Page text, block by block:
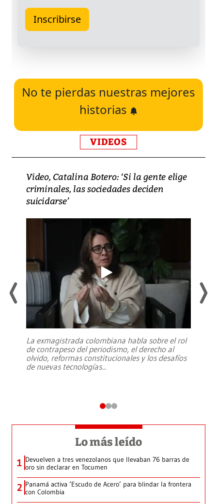
No te pierdas nuestras mejores
historias
VIDEOS
Video, Catalina Botero: ‘Si la gente elige
criminales, las sociedades deciden
suicidarse’
La exmagistrada colombiana habla sobre el rol
de contrapeso del periodismo, el derecho al
olvido, reformas constitucionales y los desafíos
de nuevas tecnologías...
Lo más leído
1 Devuelven a tres venezolanos que llevaban 76 barras de
oro sin declarar en Tocumen
2 Panamá activa ‘Escudo de Acero’ para blindar la frontera
con Colombia